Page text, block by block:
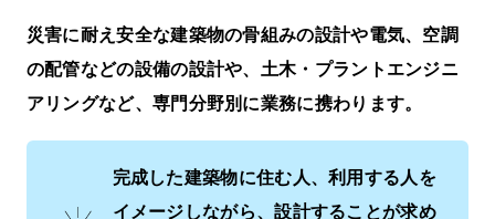
災害に耐え安全な建築物の骨組みの設計や電気、空調
の配管などの設備の設計や、⼟⽊・プラントエンジニ
アリングなど、専門分野別に業務に携わります。
完成した建築物に住む人、利用する人を
イメージしながら、設計することが求め